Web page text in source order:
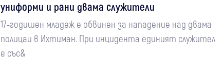
униформи и рани двама служители
17-годишен младеж е обвинен за нападение над двама
полицаи в Ихтиман. При инцидента единият служител
е със&